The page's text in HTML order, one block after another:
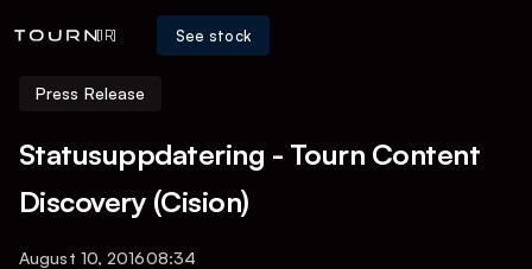
[IR] See stock
Press Release
Statusuppdatering - Tourn Content
Discovery (Cision)
August 10, 201608:34